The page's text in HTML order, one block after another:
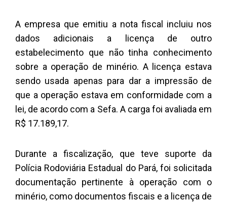
A empresa que emitiu a nota fiscal incluiu nos
dados adicionais a licença de outro
estabelecimento que não tinha conhecimento
sobre a operação de minério. A licença estava
sendo usada apenas para dar a impressão de
que a operação estava em conformidade com a
lei, de acordo com a Sefa. A carga foi avaliada em
R$ 17.189,17.
Durante a fiscalização, que teve suporte da
Polícia Rodoviária Estadual do Pará, foi solicitada
documentação pertinente à operação com o
minério, como documentos fiscais e a licença de